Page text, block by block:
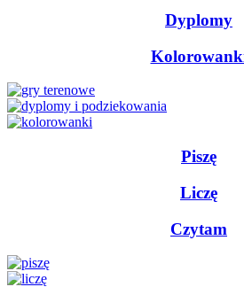
Dyplomy
Piszę
Liczę
Czytam